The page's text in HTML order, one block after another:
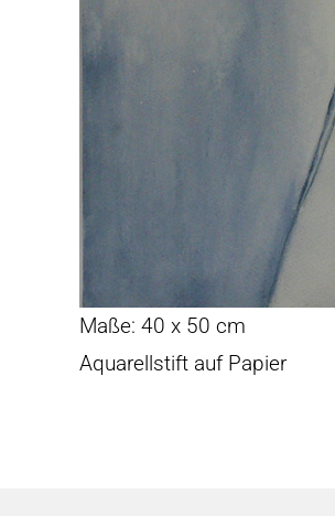
Maße: 40 x 50 cm
Aquarellstift auf Papier